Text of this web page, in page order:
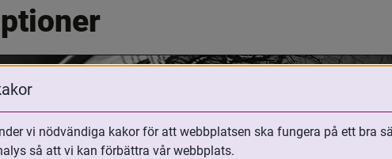
vi nödvändiga kakor för att webbplatsen ska fungera på ett bra
så att vi kan förbättra vår webbplats.